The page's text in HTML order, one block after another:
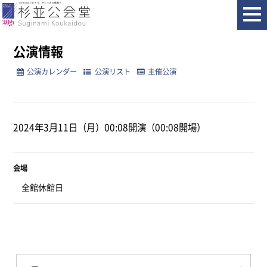
ホーム 公演情報
公演情報
公演カレンダー 公演リスト 主催公演
2024年3月11日（月）00:08開演（00:08開場）
会場
全館休館日